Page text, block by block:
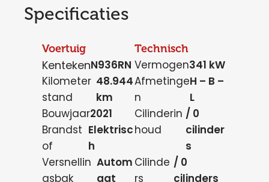
Specificaties
Voertuig
KentekenN936RN
Kilometer
stand
48.944
km
Bouwjaar2021
Brandst
of
Elektrisc
h
Versnellin
gsbak
Autom
aat
Technisch
Vermogen341 kW
Afmetinge
n
H – B –
L
Cilinderin
houd
/ 0
cilinder
s
Cilinde
rs
/ 0
cilinders